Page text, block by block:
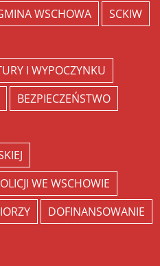
WSCHOWA
SCKIW
I WYPOCZYNKU
BEZPIECZEŃSTWO
WE WSCHOWIE
DOFINANSOWANIE